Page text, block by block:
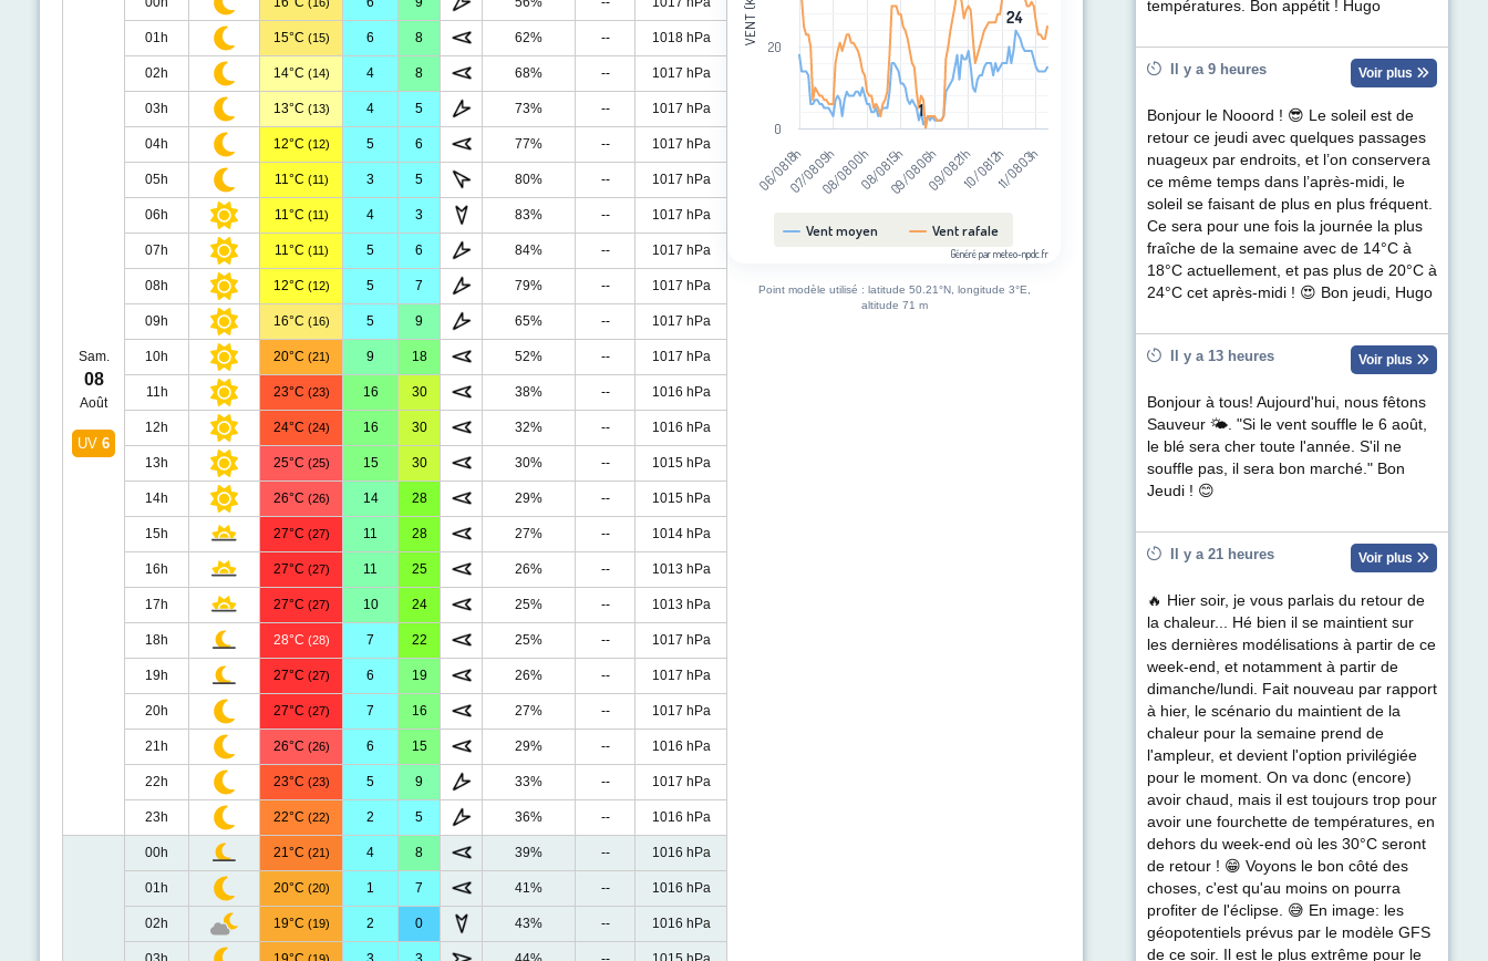
Sam.
08
Août
UV 6
01h 15°C (15) 6 8 62% -- 1018 hPa
02h 14°C (14) 4 8 68% -- 1017 hPa
03h 13°C (13) 4 5 73% -- 1017 hPa
04h 12°C (12) 5 6 77% -- 1017 hPa
05h 11°C (11) 3 5 80% -- 1017 hPa
06h 11°C (11) 4 3 83% -- 1017 hPa
07h 11°C (11) 5 6 84% -- 1017 hPa
08h 12°C (12) 5 7 79% -- 1017 hPa
09h 16°C (16) 5 9 65% -- 1017 hPa
10h 20°C (21) 9 18 52% -- 1017 hPa
11h 23°C (23) 16 30 38% -- 1016 hPa
12h 24°C (24) 16 30 32% -- 1016 hPa
13h 25°C (25) 15 30 30% -- 1015 hPa
14h 26°C (26) 14 28 29% -- 1015 hPa
15h 27°C (27) 11 28 27% -- 1014 hPa
16h 27°C (27) 11 25 26% -- 1013 hPa
17h 27°C (27) 10 24 25% -- 1013 hPa
18h 28°C (28) 7 22 25% -- 1017 hPa
19h 27°C (27) 6 19 26% -- 1017 hPa
20h 27°C (27) 7 16 27% -- 1017 hPa
21h 26°C (26) 6 15 29% -- 1016 hPa
22h 23°C (23) 5 9 33% -- 1017 hPa
23h 22°C (22) 2 5 36% -- 1016 hPa
00h 21°C (21) 4 8 39% -- 1016 hPa
01h 20°C (20) 1 7 41% -- 1016 hPa
02h 19°C (19) 2 0 43% -- 1016 hPa
11
24
24
Vent moyen Vent rafale
06/08 18h07/08 09h08/08 00h08/08 15h09/08 06h09/08 21h10/08 12h11/08 03h
0
20
Généré par meteo-npdc.fr
Point modèle utilisé : latitude 50.21°N, longitude 3°E,
altitude 71 m
températures. Bon appétit ! Hugo
Il y a 9 heures Voir plus
Bonjour le Nooord ! 😎 Le soleil est de
retour ce jeudi avec quelques passages
nuageux par endroits, et l’on conservera
ce même temps dans l’après-midi, le
soleil se faisant de plus en plus fréquent.
Ce sera pour une fois la journée la plus
fraîche de la semaine avec de 14°C à
18°C actuellement, et pas plus de 20°C à
24°C cet après-midi ! 😍 Bon jeudi, Hugo
Il y a 13 heures Voir plus
Bonjour à tous! Aujourd'hui, nous fêtons
Sauveur 🌤. "Si le vent souffle le 6 août,
le blé sera cher toute l'année. S'il ne
souffle pas, il sera bon marché." Bon
Jeudi ! 😊
Il y a 21 heures Voir plus
🔥 Hier soir, je vous parlais du retour de
la chaleur... Hé bien il se maintient sur
les dernières modélisations à partir de ce
week-end, et notamment à partir de
dimanche/lundi. Fait nouveau par rapport
à hier, le scénario du maintient de la
chaleur pour la semaine prend de
l'ampleur, et devient l'option privilégiée
pour le moment. On va donc (encore)
avoir chaud, mais il est toujours trop pour
avoir une fourchette de températures, en
dehors du week-end où les 30°C seront
de retour ! 😁 Voyons le bon côté des
choses, c'est qu'au moins on pourra
profiter de l'éclipse. 😅 En image: les
géopotentiels prévus par le modèle GFS
de ce soir. Il est le plus extrême pour le